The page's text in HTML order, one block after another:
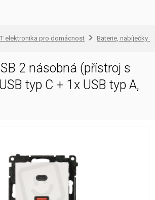
elektronika pro domácnost Baterie, nabíječky
2 násobná (přístroj s
typ C + 1x USB typ A,